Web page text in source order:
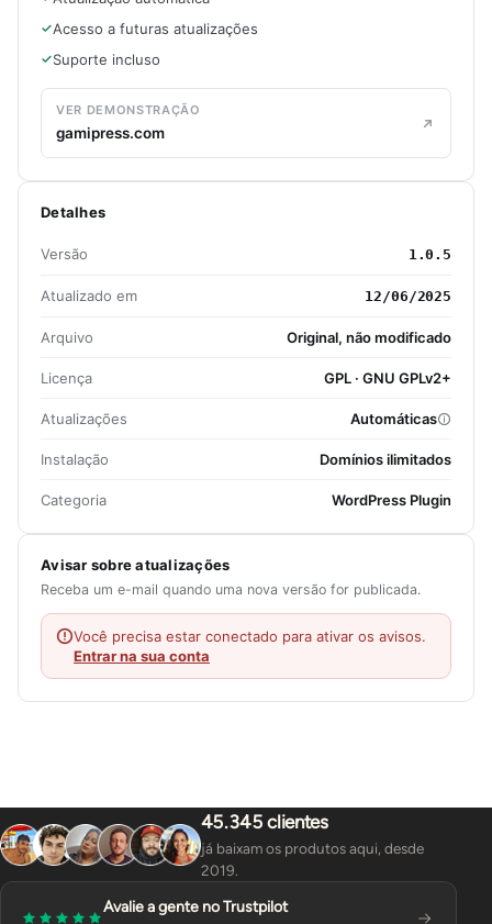
Acesso a futuras atualizações
Suporte incluso
VER DEMONSTRAÇÃO
gamipress.com
Detalhes
Versão 1.0.5
Atualizado em 12/06/2025
Arquivo Original, não modificado
Licença GPL · GNU GPLv2+
Atualizações Automáticas
Instalação Domínios ilimitados
Categoria WordPress Plugin
Avisar sobre atualizações
Receba um e-mail quando uma nova versão for publicada.
Você precisa estar conectado para ativar os avisos.
Entrar na sua conta
45.345 clientes
já baixam os produtos aqui, desde
2019.
Avalie a gente no Trustpilot